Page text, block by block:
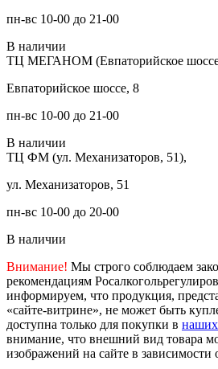
пн-вс 10-00 до 21-00
В наличии
ТЦ МЕГАНОМ (Евпаторийское
Евпаторийское шоссе, 8
пн-вс 10-00 до 21-00
В наличии
ТЦ ФМ (ул. Механизаторов, 51),
ул. Механизаторов, 51
пн-вс 10-00 до 20-00
В наличии
Внимание! Мы строго соблюдаем
рекомендациям
информируем, что продукция,
«сайте-витрине», не может быть
доступна только для покупки в наших
внимание, что внешний вид товара
изображений на сайте в зависимости